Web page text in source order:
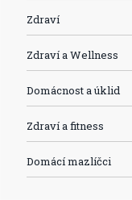
Zdraví
Zdraví a Wellness
Domácnost a úklid
Zdraví a fitness
Domácí mazlíčci